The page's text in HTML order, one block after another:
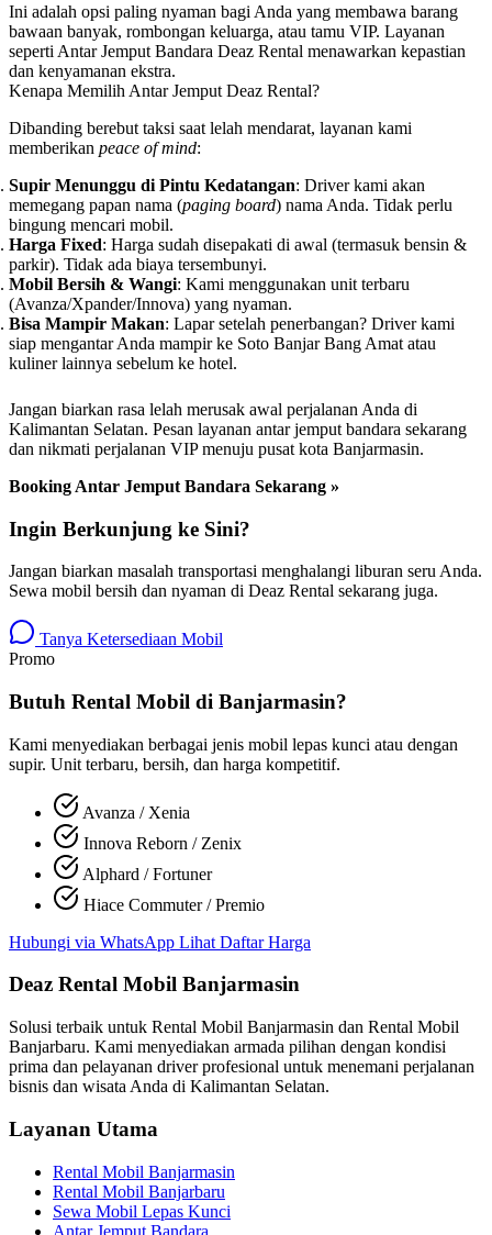
Ini adalah opsi paling nyaman bagi Anda yang membawa barang
bawaan banyak, rombongan keluarga, atau tamu VIP. Layanan
seperti Antar Jemput Bandara Deaz Rental menawarkan kepastian
dan kenyamanan ekstra.
Kenapa Memilih Antar Jemput Deaz Rental?
Dibanding berebut taksi saat lelah mendarat, layanan kami
memberikan peace of mind:
Supir Menunggu di Pintu Kedatangan: Driver kami akan
memegang papan nama (paging board) nama Anda. Tidak perlu
bingung mencari mobil.
Harga Fixed: Harga sudah disepakati di awal (termasuk bensin &
parkir). Tidak ada biaya tersembunyi.
Mobil Bersih & Wangi: Kami menggunakan unit terbaru
(Avanza/Xpander/Innova) yang nyaman.
Bisa Mampir Makan: Lapar setelah penerbangan? Driver kami
siap mengantar Anda mampir ke Soto Banjar Bang Amat atau
kuliner lainnya sebelum ke hotel.
Jangan biarkan rasa lelah merusak awal perjalanan Anda di
Kalimantan Selatan. Pesan layanan antar jemput bandara sekarang
dan nikmati perjalanan VIP menuju pusat kota Banjarmasin.
Booking Antar Jemput Bandara Sekarang »
Ingin Berkunjung ke Sini?
Jangan biarkan masalah transportasi menghalangi liburan seru Anda.
Sewa mobil bersih dan nyaman di Deaz Rental sekarang juga.
Tanya Ketersediaan Mobil
Promo
Butuh Rental Mobil di Banjarmasin?
Kami menyediakan berbagai jenis mobil lepas kunci atau dengan
supir. Unit terbaru, bersih, dan harga kompetitif.
Avanza / Xenia
Innova Reborn / Zenix
Alphard / Fortuner
Hiace Commuter / Premio
Hubungi via WhatsApp Lihat Daftar Harga
Deaz Rental Mobil Banjarmasin
Solusi terbaik untuk Rental Mobil Banjarmasin dan Rental Mobil
Banjarbaru. Kami menyediakan armada pilihan dengan kondisi
prima dan pelayanan driver profesional untuk menemani perjalanan
bisnis dan wisata Anda di Kalimantan Selatan.
Layanan Utama
Rental Mobil Banjarmasin
Rental Mobil Banjarbaru
Sewa Mobil Lepas Kunci
Antar Jemput Bandara